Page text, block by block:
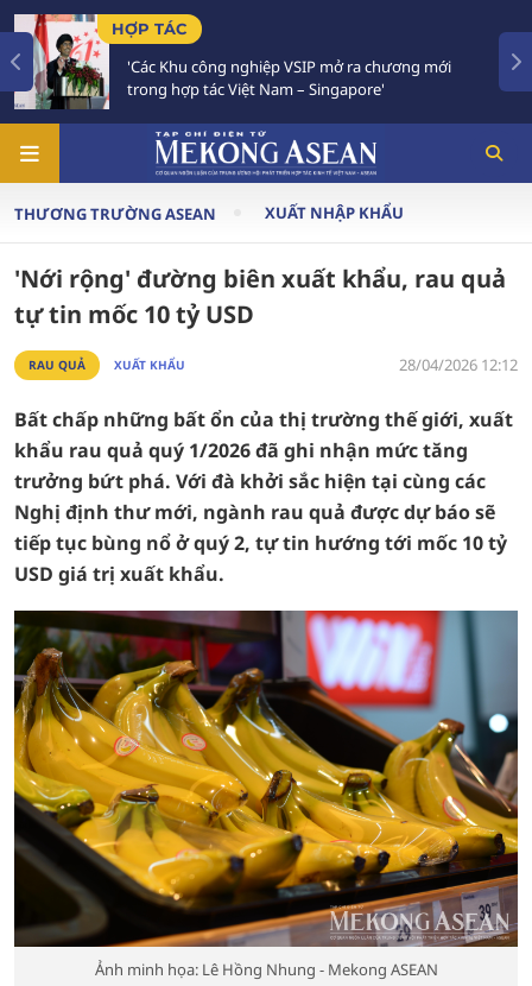
VSIP mở ra chương mới
Nam – Singapore'
Việt Nam - Thái
Chiến lược 'Ba kết
THƯƠNG TRƯỜNG ASEAN XUẤT NHẬP KHẨU
'Nới rộng' đường biên xuất khẩu, rau quả
tự tin mốc 10 tỷ USD
RAU QUẢ XUẤT KHẨU 28/04/2026 12:12
Bất chấp những bất ổn của thị trường thế giới, xuất
khẩu rau quả quý 1/2026 đã ghi nhận mức tăng
trưởng bứt phá. Với đà khởi sắc hiện tại cùng các
Nghị định thư mới, ngành rau quả được dự báo sẽ
tiếp tục bùng nổ ở quý 2, tự tin hướng tới mốc 10 tỷ
USD giá trị xuất khẩu.
Ảnh minh họa: Lê Hồng Nhung - Mekong ASEAN